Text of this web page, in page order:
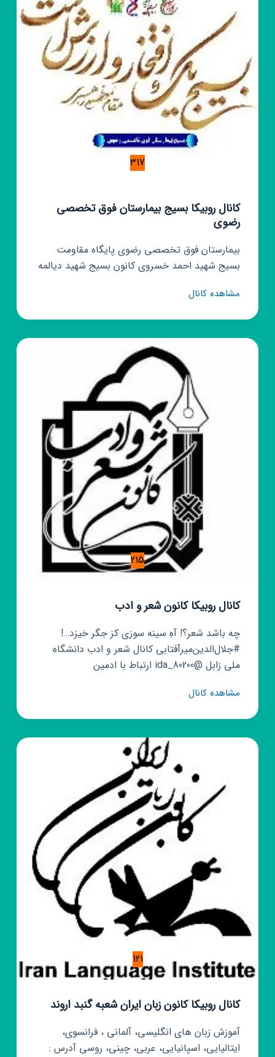
317
کانال روبیکا بسیج بیمارستان فوق تخصصی
رضوی
بیمارستان فوق تخصصی رضوی پایگاه مقاومت
بسیج شهید احمد خسروی کانون بسیج شهید دیالمه
مشاهده کانالکانال
بسیج
بیمارستان
فوق
تخصصی
رضوی
215
کانال روبیکا کانون شعر و ادب
چه باشد شعر؟! آهِ سینه سوزی کز جگر خیزد…!
#جلال‌الدین‌میرآفتابی کانال شعر و ادب دانشگاه
ملی زابل @ida_80200 ارتباط با ادمین
مشاهده کانالکانال
کانون
شعر
ادب
121
کانال روبیکا کانون زبان ایران شعبه گنبد اروند
آموزش زبان های انگلیسی، آلمانی ، فرانسوی،
ایتالیایی، اسپانیایی، عربی، چینی، روسی آدرس :